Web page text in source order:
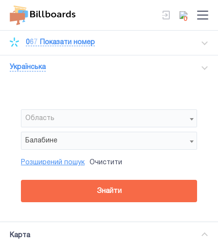
0
067 Показати номер
Українська
Область
Балабине
Район
Сторона
Усi
Розширений пошук Очистити
Знайти
Карта